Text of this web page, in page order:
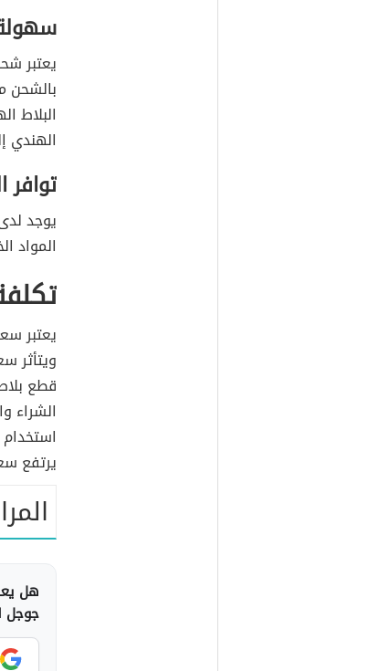
يعتبر
بالشحن
البلاط
الهندي
توافر
يوجد
المواد
يعتبر
ويتأثر
قطع
الشراء
يرتفع
هل
جوجل